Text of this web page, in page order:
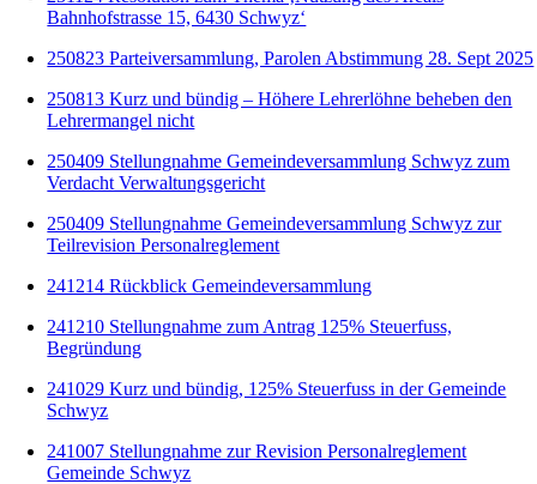
Bahnhofstrasse 15, 6430 Schwyz‘
250823 Parteiversammlung, Parolen Abstimmung 28. Sept 2025
250813 Kurz und bündig – Höhere Lehrerlöhne beheben den
Lehrermangel nicht
250409 Stellungnahme Gemeindeversammlung Schwyz zum
Verdacht Verwaltungsgericht
250409 Stellungnahme Gemeindeversammlung Schwyz zur
Teilrevision Personalreglement
241214 Rückblick Gemeindeversammlung
241210 Stellungnahme zum Antrag 125% Steuerfuss,
Begründung
241029 Kurz und bündig, 125% Steuerfuss in der Gemeinde
Schwyz
241007 Stellungnahme zur Revision Personalreglement
Gemeinde Schwyz